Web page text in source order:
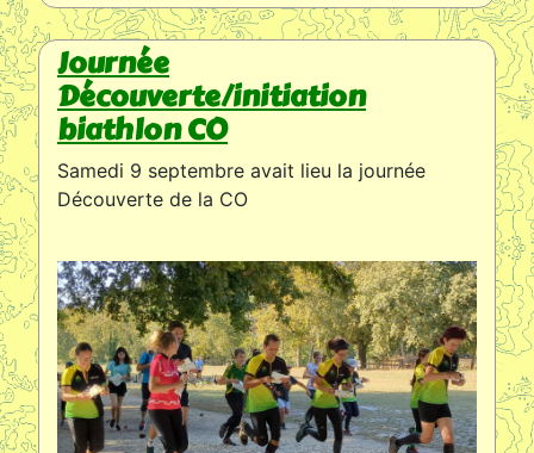
Journée
Découverte/initiation
biathlon CO
Samedi 9 septembre avait lieu la journée
Découverte de la CO